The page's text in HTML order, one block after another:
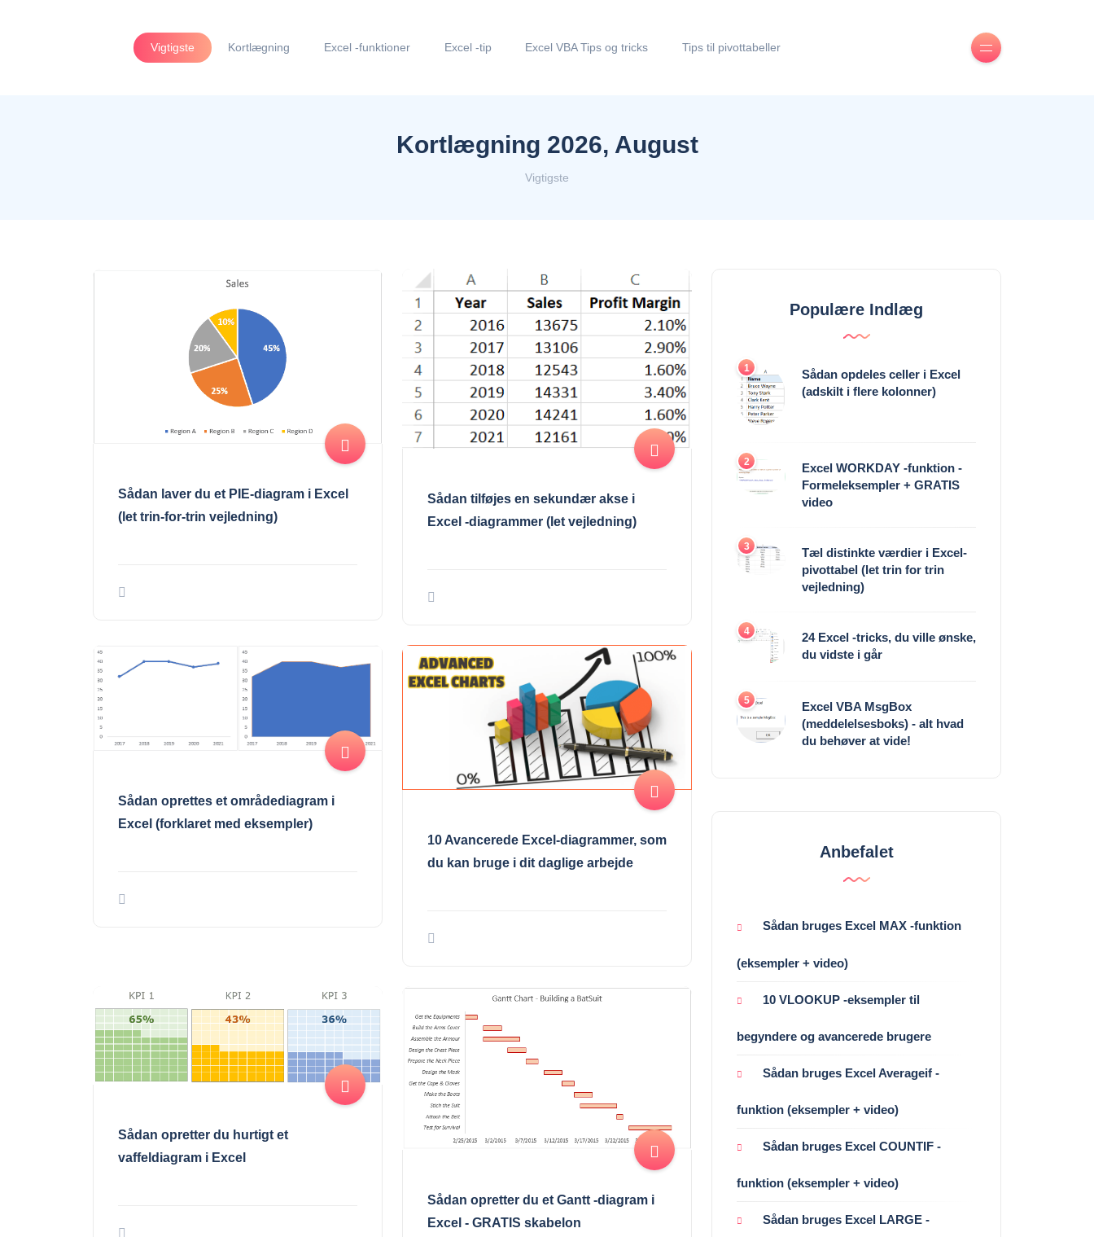
Vigtigste Kortlægning Excel -funktioner Excel -tip Excel VBA Tips og tricks Tips til pivottabeller
Kortlægning 2026, August
Vigtigste
Sådan laver du et PIE-diagram i Excel
(let trin-for-trin vejledning)
Sådan tilføjes en sekundær akse i
Excel -diagrammer (let vejledning)
Sådan oprettes et områdediagram i
Excel (forklaret med eksempler)
10 Avancerede Excel-diagrammer, som
du kan bruge i dit daglige arbejde
Sådan opretter du hurtigt et
vaffeldiagram i Excel
Sådan opretter du et Gantt -diagram i
Excel - GRATIS skabelon
Populære Indlæg
1
Sådan opdeles celler i Excel
(adskilt i flere kolonner)
2
Excel WORKDAY -funktion -
Formeleksempler + GRATIS
video
3
Tæl distinkte værdier i Excel-
pivottabel (let trin for trin
vejledning)
4
24 Excel -tricks, du ville ønske,
du vidste i går
5
Excel VBA MsgBox
(meddelelsesboks) - alt hvad
du behøver at vide!
Anbefalet
Sådan bruges Excel MAX -funktion
(eksempler + video)
10 VLOOKUP -eksempler til
begyndere og avancerede brugere
Sådan bruges Excel Averageif -
funktion (eksempler + video)
Sådan bruges Excel COUNTIF -
funktion (eksempler + video)
Sådan bruges Excel LARGE -